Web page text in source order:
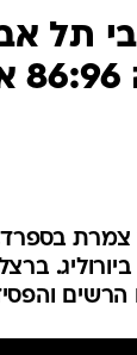
תל
מדריד
בספרד,